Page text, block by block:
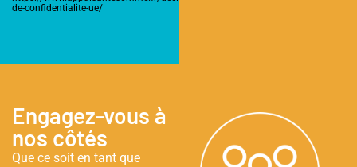
de-confidentialite-ue/
Engagez-vous à
nos côtés
Que ce soit en tant que